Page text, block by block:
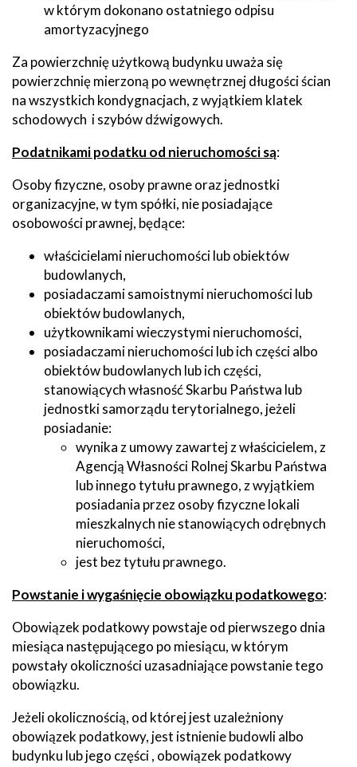
w którym dokonano ostatniego odpisu
amortyzacyjnego
Za powierzchnię użytkową budynku uważa się
powierzchnię mierzoną po wewnętrznej długości ścian
na wszystkich kondygnacjach, z wyjątkiem klatek
schodowych i szybów dźwigowych.
Podatnikami podatku od nieruchomości są:
Osoby fizyczne, osoby prawne oraz jednostki
organizacyjne, w tym spółki, nie posiadające
osobowości prawnej, będące:
właścicielami nieruchomości lub obiektów
budowlanych,
posiadaczami samoistnymi nieruchomości lub
obiektów budowlanych,
użytkownikami wieczystymi nieruchomości,
posiadaczami nieruchomości lub ich części albo
obiektów budowlanych lub ich części,
stanowiących własność Skarbu Państwa lub
jednostki samorządu terytorialnego, jeżeli
posiadanie:
wynika z umowy zawartej z właścicielem, z
Agencją Własności Rolnej Skarbu Państwa
lub innego tytułu prawnego, z wyjątkiem
posiadania przez osoby fizyczne lokali
mieszkalnych nie stanowiących odrębnych
nieruchomości,
jest bez tytułu prawnego.
Powstanie i wygaśnięcie obowiązku podatkowego:
Obowiązek podatkowy powstaje od pierwszego dnia
miesiąca następującego po miesiącu, w którym
powstały okoliczności uzasadniające powstanie tego
obowiązku.
Jeżeli okolicznością, od której jest uzależniony
obowiązek podatkowy, jest istnienie budowli albo
budynku lub jego części , obowiązek podatkowy